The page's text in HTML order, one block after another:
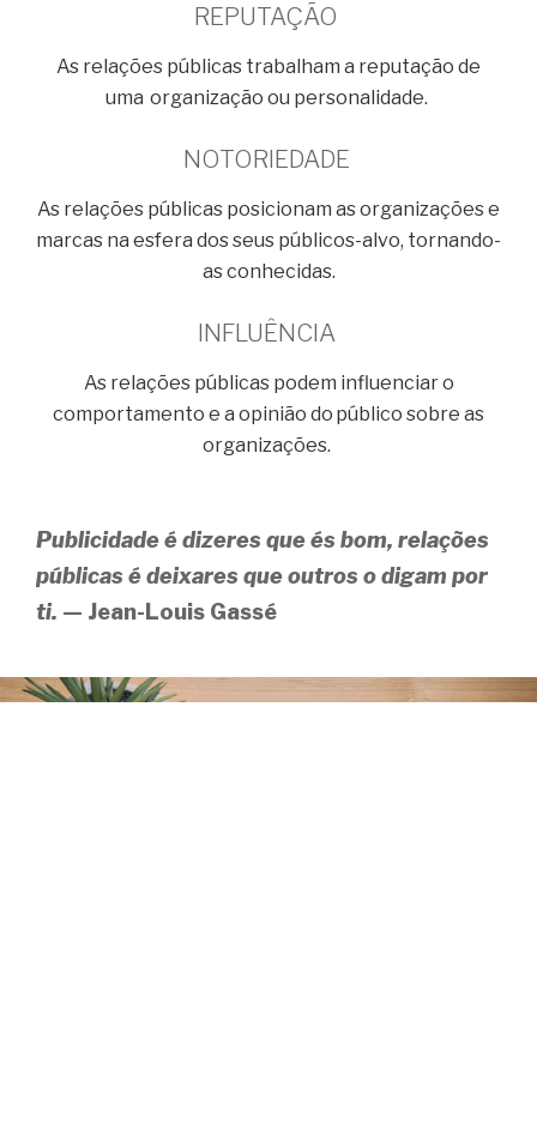
REPUTAÇÃO
As relações públicas trabalham a reputação de
uma organização ou personalidade.
NOTORIEDADE
As relações públicas posicionam as organizações e
marcas na esfera dos seus públicos-alvo, tornando-
as conhecidas.
INFLUÊNCIA
As relações públicas podem influenciar o
comportamento e a opinião do público sobre as
organizações.
Publicidade é dizeres que és bom, relações
públicas é deixares que outros o digam por
ti. — Jean-Louis Gassé